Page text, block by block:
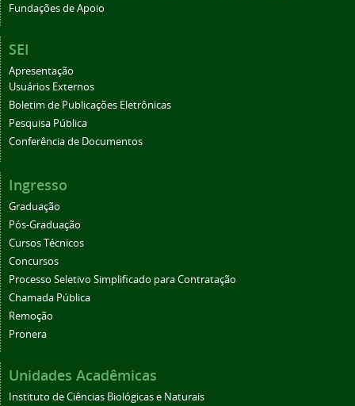
Fundações de Apoio
SEI
Apresentação
Usuários Externos
Boletim de Publicações Eletrônicas
Pesquisa Pública
Conferência de Documentos
Ingresso
Graduação
Pós-Graduação
Cursos Técnicos
Concursos
Processo Seletivo Simplificado para Contratação
Chamada Pública
Remoção
Pronera
Unidades Acadêmicas
Instituto de Ciências Biológicas e Naturais